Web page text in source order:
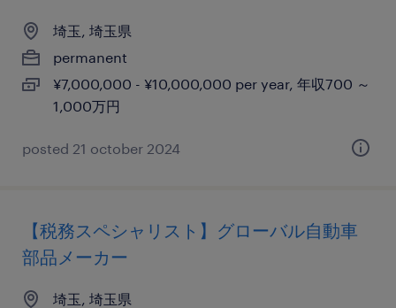
埼玉, 埼玉県
permanent
¥7,000,000 - ¥10,000,000 per year, 年収700 ～
1,000万円
posted 21 october 2024
【税務スペシャリスト】グローバル自動車
部品メーカー
埼玉, 埼玉県